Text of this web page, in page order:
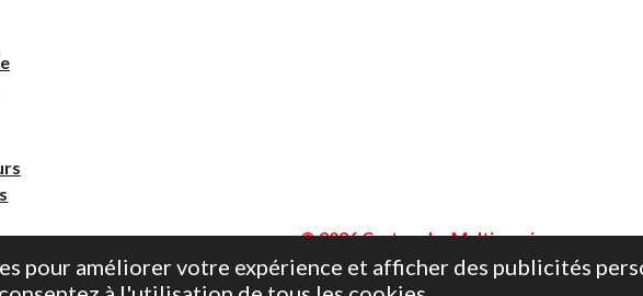
pour améliorer votre expérience et afficher des publicités
© 2026 Cartouche Multiservices